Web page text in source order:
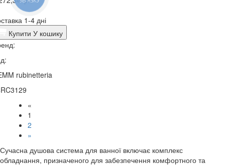
1-4 дні
Купити У кошику
rubinetteria
«
1
2
»
Сучасна душова система для ванної включає комплекс
обладнання, призначеного для забезпечення комфортного та